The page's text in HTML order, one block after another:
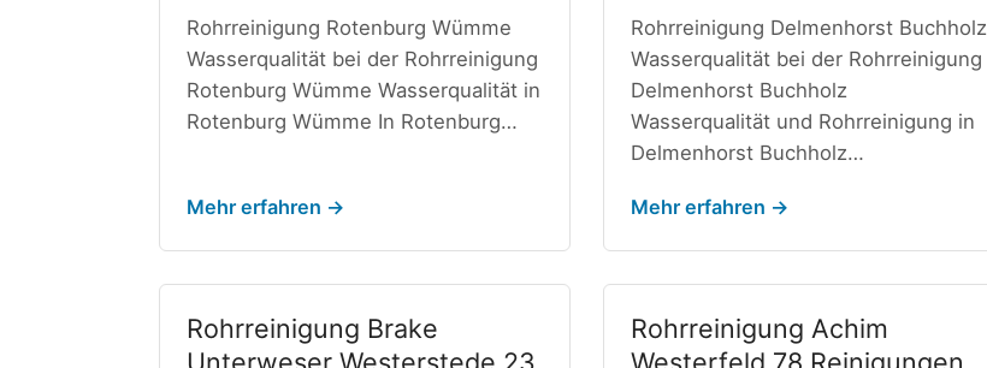
Rohrreinigung Rotenburg Wümme
Wasserqualität bei der Rohrreinigung
Rotenburg Wümme Wasserqualität in
Rotenburg Wümme In Rotenburg…
Mehr erfahren →
Rohrreinigung Delmenhorst Buchholz
Wasserqualität bei der Rohrreinigung
Delmenhorst Buchholz
Wasserqualität und Rohrreinigung in
Delmenhorst Buchholz…
Mehr erfahren →
Rohrreinigung Brake
Rohrreinigung Achim